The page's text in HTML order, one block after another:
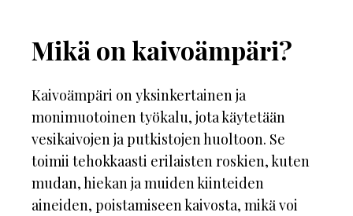
Mikä on kaivoämpäri?
Kaivoämpäri on yksinkertainen ja
monimuotoinen työkalu, jota käytetään
vesikaivojen ja putkistojen huoltoon. Se
toimii tehokkaasti erilaisten roskien, kuten
mudan, hiekan ja muiden kiinteiden
aineiden, poistamiseen kaivosta, mikä voi